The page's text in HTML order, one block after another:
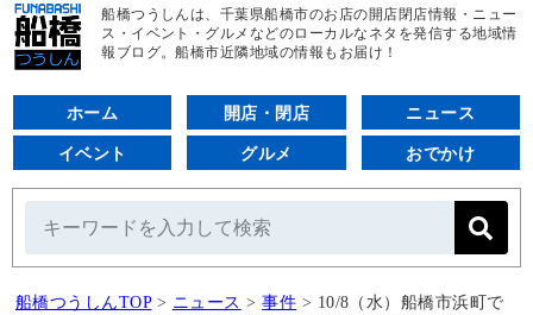
船橋つうしんは、千葉県船橋市のお店の開店閉店情報・ニュー
ス・イベント・グルメなどのローカルなネタを発信する地域情
報ブログ。船橋市近隣地域の情報もお届け！
ホーム 開店・閉店 ニュース
イベント グルメ おでかけ
船橋つうしんTOP > ニュース > 事件 > 10/8（水）船橋市浜町で